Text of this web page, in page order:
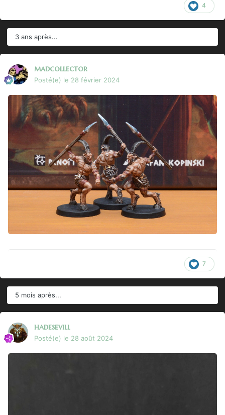
4
3 ans après...
madcollector
Posté(e) le 28 février 2024
7
5 mois après...
hadesevill
Posté(e) le 28 août 2024